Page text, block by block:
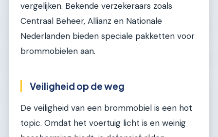
vergelijken. Bekende verzekeraars zoals
Centraal Beheer, Allianz en Nationale
Nederlanden bieden speciale pakketten voor
brommobielen aan.
Veiligheid op de weg
De veiligheid van een brommobiel is een hot
topic. Omdat het voertuig licht is en weinig